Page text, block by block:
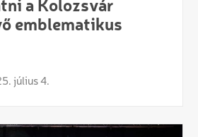
a Kolozsvár
emblematikus
július 4.